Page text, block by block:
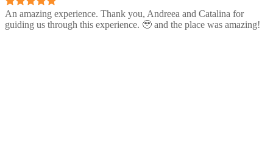
An amazing experience. Thank you, Andreea and Catalina for
guiding us through this experience. 🥹 and the place was amazing!